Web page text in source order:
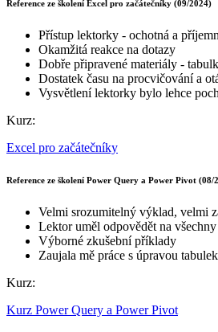
Reference ze školení Excel pro začátečníky (09/2024)
Přístup lektorky - ochotná a
Okamžitá reakce na dotazy
Dobře připravené materiály -
Dostatek času na procvičování a
Vysvětlení lektorky bylo lehce
Kurz:
Excel pro začátečníky
Reference ze školení Power Query a Power Pivot (08/
Velmi srozumitelný výklad, velmi
Lektor uměl odpovědět na
Výborné zkušební příklady
Zaujala mě práce s úpravou
Kurz:
Kurz Power Query a Power Pivot